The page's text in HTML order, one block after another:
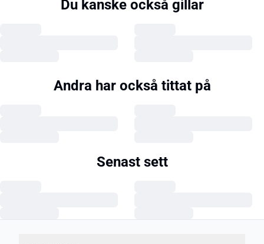
Du kanske också gillar
Andra har också tittat på
Senast sett